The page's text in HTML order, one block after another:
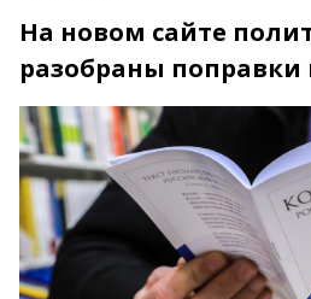
На новом сайте
разобраны поправки